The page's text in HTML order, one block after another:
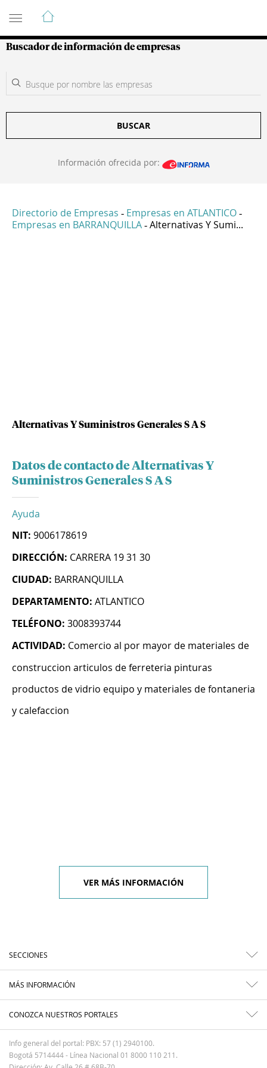
Guía de Empresas Colombianas
Buscador de información de empresas
BUSCAR
Información ofrecida por:
Directorio de Empresas - Empresas en ATLANTICO -
Empresas en BARRANQUILLA - Alternativas Y Sumi...
Alternativas Y Suministros Generales S A S
Datos de contacto de Alternativas Y
Suministros Generales S A S
Ayuda
NIT: 9006178619
DIRECCIÓN: CARRERA 19 31 30
CIUDAD: BARRANQUILLA
DEPARTAMENTO: ATLANTICO
TELÉFONO: 3008393744
ACTIVIDAD: Comercio al por mayor de materiales de
construccion articulos de ferreteria pinturas
productos de vidrio equipo y materiales de fontaneria
y calefaccion
VER MÁS INFORMACIÓN
SECCIONES
MÁS INFORMACIÓN
CONOZCA NUESTROS PORTALES
Info general del portal: PBX: 57 (1) 2940100.
Bogotá 5714444 - Línea Nacional 01 8000 110 211.